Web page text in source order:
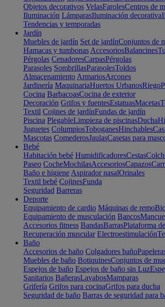
Objetos decorativos VelasFarolesCentros de
Iluminación LámparasIluminación decorativa
Tendencias y temporadas
Jardín
Muebles de jardín Set de jardínConjuntos de
Hamacas y tumbonas AccesoriosBalancines
Pérgolas CenadoresCarpasPérgolas
Parasoles SombrillasParasolesToldos
Almacenamiento ArmariosArcones
Jardinería MaquinariaHuertos UrbanosRiego
Cocina BarbacoasCocina de exterior
Decoración Grifos y fuentesEstatuasMacetas
Textil Cojines de jardínFundas de jardín
Piscina PlegableLimpieza de piscinasDucha
Juguetes ColumpiosToboganesHinchables
Mascotas ComederosJaulasCasetas para
Bebé
Habitación bebé HumidificadoresCestas
Paseo CocheMochilasAccesoriosCapazos
Baño e higiene Aspirador nasalOrinales
Textil bebé CojinesFunda
Seguridad Barreras
Deporte
Equipamiento de cardio Máquinas de remo
Equipamiento de musculación Bancos
Accesorios fitness BandasBarrasPlataforma
Recuperación muscular Electroestimulación
Baño
Accesorios de baño Colgadores baño
Muebles de baño BotiquinesConjuntos de
Espejos de baño Espejos de baño sin Luz
Sanitarios BañerasLavabosMamparas
Grifería Grifos para cocinaGrifos para ducha
Seguridad de baño Barras de seguridad para